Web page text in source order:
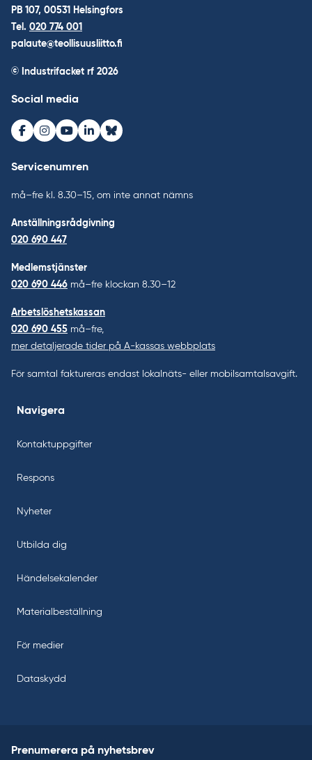
PB 107, 00531 Helsingfors
Tel. 020 774 001
palaute@teollisuusliitto.fi
© Industrifacket rf 2026
Social media
Facebook
Instagram
Youtube
LinkedInBluesky
Servicenumren
må–fre kl. 8.30–15, om inte annat nämns
Anställningsrådgivning
020 690 447
Medlemstjänster
020 690 446 må–fre klockan 8.30–12
Arbetslöshetskassan
020 690 455 må–fre,
mer detaljerade tider på A-kassas webbplats
För samtal faktureras endast lokalnäts- eller mobilsamtalsavgift.
Navigera
Kontaktuppgifter
Respons
Nyheter
Utbilda dig
Händelsekalender
Materialbeställning
För medier
Dataskydd
Prenumerera på nyhetsbrev